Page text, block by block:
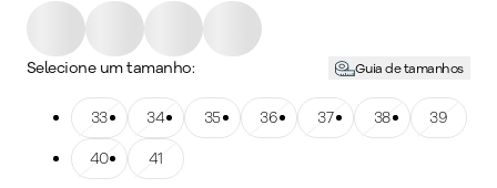
Selecione um tamanho: Guia de tamanhos
Tamanho: 33
33Tamanho: 34
34Tamanho: 35
35Tamanho: 36
36Tamanho: 37
37Tamanho: 38
38Tamanho: 39
39
Tamanho: 40
40Tamanho: 41
41